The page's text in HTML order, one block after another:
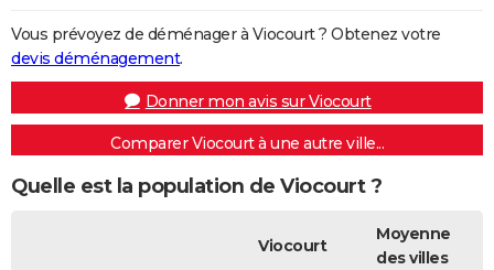
Vous prévoyez de déménager à Viocourt ? Obtenez votre
devis déménagement.
Donner mon avis sur Viocourt
Comparer Viocourt à une autre ville...
Quelle est la population de Viocourt ?
Viocourt
Moyenne
des villes